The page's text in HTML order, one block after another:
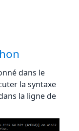
dans le
la syntaxe
la ligne de